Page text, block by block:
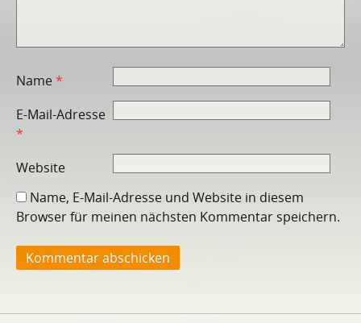
Name*
E-Mail-Adresse
*
Website
Name, E-Mail-Adresse und Website in diesem
Browser für meinen nächsten Kommentar speichern.